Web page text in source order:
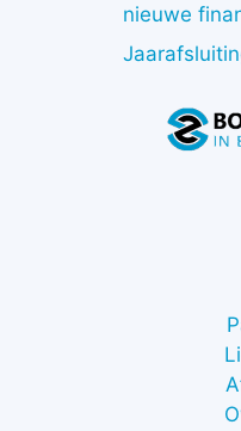
nieuwe